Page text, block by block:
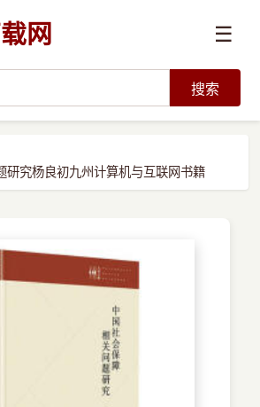
网 ☰
搜索
研究杨良初九州计算机与互联网书籍